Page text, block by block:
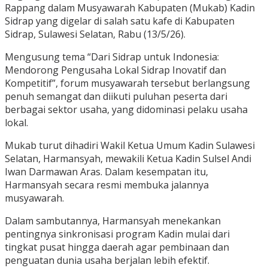
Rappang dalam Musyawarah Kabupaten (Mukab) Kadin
Sidrap yang digelar di salah satu kafe di Kabupaten
Sidrap, Sulawesi Selatan, Rabu (13/5/26).
Mengusung tema “Dari Sidrap untuk Indonesia:
Mendorong Pengusaha Lokal Sidrap Inovatif dan
Kompetitif”, forum musyawarah tersebut berlangsung
penuh semangat dan diikuti puluhan peserta dari
berbagai sektor usaha, yang didominasi pelaku usaha
lokal.
Mukab turut dihadiri Wakil Ketua Umum Kadin Sulawesi
Selatan, Harmansyah, mewakili Ketua Kadin Sulsel Andi
Iwan Darmawan Aras. Dalam kesempatan itu,
Harmansyah secara resmi membuka jalannya
musyawarah.
Dalam sambutannya, Harmansyah menekankan
pentingnya sinkronisasi program Kadin mulai dari
tingkat pusat hingga daerah agar pembinaan dan
penguatan dunia usaha berjalan lebih efektif.